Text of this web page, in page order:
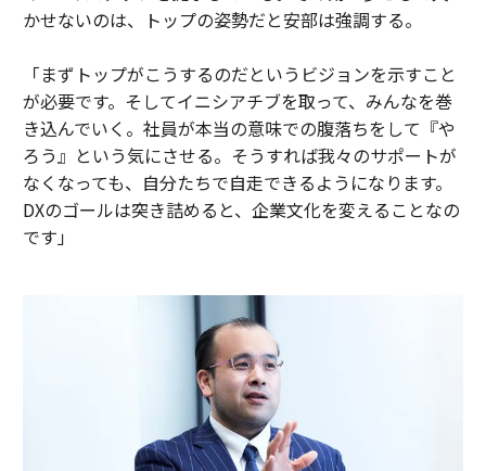
かせないのは、トップの姿勢だと安部は強調する。
「まずトップがこうするのだというビジョンを示すこと
が必要です。そしてイニシアチブを取って、みんなを巻
き込んでいく。社員が本当の意味での腹落ちをして『や
ろう』という気にさせる。そうすれば我々のサポートが
なくなっても、自分たちで自走できるようになります。
DXのゴールは突き詰めると、企業文化を変えることなの
です」